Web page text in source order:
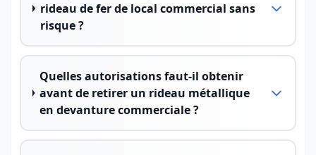
rideau de fer de local commercial sans
risque ?
Quelles autorisations faut-il obtenir
avant de retirer un rideau métallique
en devanture commerciale ?